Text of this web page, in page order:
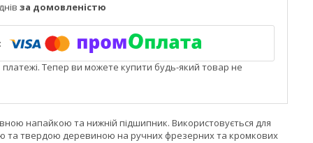
за домовленістю
платежі. Тепер ви можете купити будь-який товар не
напайкою та нижній підшипник. Використовується для
та твердою деревиною на ручних фрезерних та кромкових